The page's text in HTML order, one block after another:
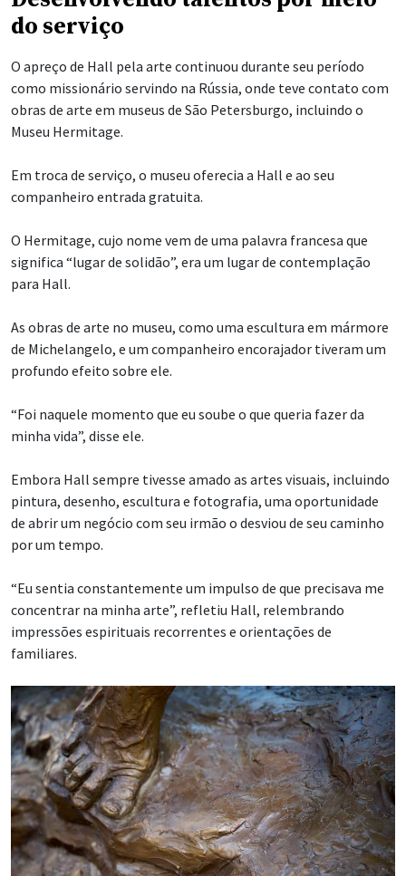
do serviço
O apreço de Hall pela arte continuou durante seu período
como missionário servindo na Rússia, onde teve contato com
obras de arte em museus de São Petersburgo, incluindo o
Museu Hermitage.
Em troca de serviço, o museu oferecia a Hall e ao seu
companheiro entrada gratuita.
O Hermitage, cujo nome vem de uma palavra francesa que
significa “lugar de solidão”, era um lugar de contemplação
para Hall.
As obras de arte no museu, como uma escultura em mármore
de Michelangelo, e um companheiro encorajador tiveram um
profundo efeito sobre ele.
“Foi naquele momento que eu soube o que queria fazer da
minha vida”, disse ele.
Embora Hall sempre tivesse amado as artes visuais, incluindo
pintura, desenho, escultura e fotografia, uma oportunidade
de abrir um negócio com seu irmão o desviou de seu caminho
por um tempo.
“Eu sentia constantemente um impulso de que precisava me
concentrar na minha arte”, refletiu Hall, relembrando
impressões espirituais recorrentes e orientações de
familiares.